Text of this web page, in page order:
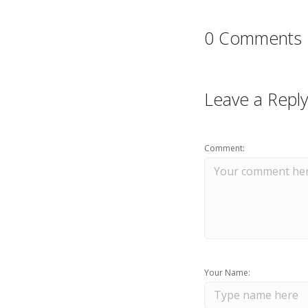
0 Comments
Leave a Reply
Comment:
Your Name: